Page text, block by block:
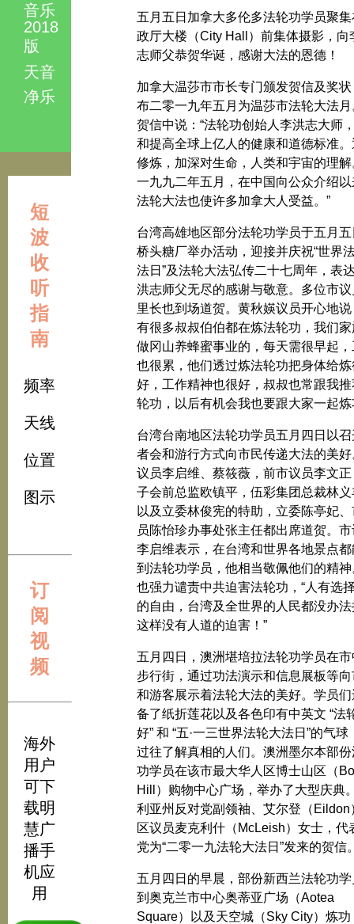
音乐
2018
版
天音
净乐
短
波
收
听
指
南
频率
天线
位置
图示
订
阅
视
频
海外
用户
可下
载明
慧广
播手
机应
用
五月五日加拿大多伦多法轮功学员聚集
政厅大楼（City Hall）前集体摄影，向
志师父恭贺华诞，感谢大法的恩德！
加拿大温莎市市长专门颁发贺信及奖状
布二零一九年五月为温莎市法轮大法月
贺信中说：“法轮功创始人李洪志大师
和提高全球上亿人的健康和道德标准。
修炼，加深对生命，人类和宇宙的理解
一九九二年五月，在中国向公众介绍以
法轮大法也使许多加拿大人受益。”
台湾高雄地区部分法轮功学员于五月五
桥头糖厂举办活动，迎接并庆祝“世界
法日”及法轮大法弘传二十七周年，表
洪志师父无尽的感谢与敬意。多位市议
里长也到场道贺。黄秋媖议员开心地说
有很多叔叔伯伯都在炼法轮功，我们家
做冈山养蜂蜜事业的，每天需很早起，
也很累，他们透过炼法轮功把身体给炼
好，工作精神也很好，叔叔也常跟我推
轮功，以后有机会我也要跟大家一起炼
台湾台南地区法轮功学员五月四日以召
者会和游行方式向市民传递大法的美好
议员李启维、蔡筱薇，前市议员李文正
子会前总监欧镇平，伍彩集团总裁林义
以及立委林俊宪的特助，立委陈亭妃
员陈怡珍办事处张主任都出席道贺。
李启维表示，在台湾和世界各地景点都
到法轮功学员，他相当敬佩他们的精神
也强力谴责中共迫害法轮功，“人有选
的自由，台湾及全世界的人民都没办法
这样没有人道的迫害！”
五月四日，澳洲堪培拉法轮功学员在市
步行街，通过功法演示和信息展板等向
和游客展示着法轮大法的美好。学员们
备了纸折莲花以及各色印有中英文 “法
好” 和 “五·一三世界法轮大法日”的气球
过往了解真相的人们。澳洲墨尔本部份
功学员在该市最大华人区博士山区（
Hill）购物中心广场，举办了大型庆典
利亚州反对党副领袖、艾尔登（Eildon
区议员麦克利什（McLeish）女士，代
党为“二零一九法轮大法日”发来的贺信
五月四日的早晨，部份新西兰法轮功学
到奥克兰市中心奥蒂亚广场（Aotea
Square）以及天空城（Sky City）炼功